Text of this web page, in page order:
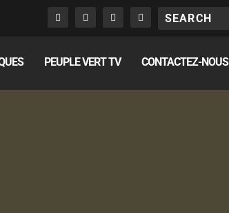
PEUPLE VERT TV CONTACTEZ-NOUS